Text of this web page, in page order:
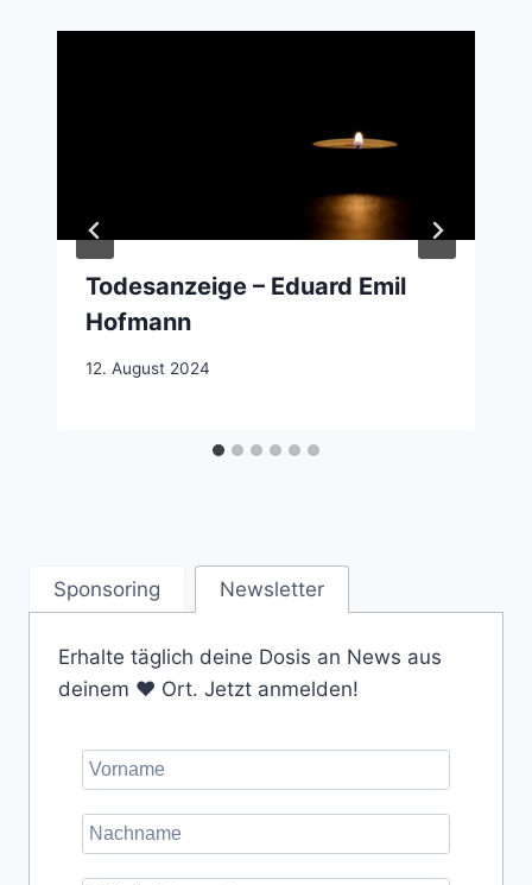
Todesanzeige – Eduard Emil
Hofmann
12. August 2024
Sponsoring Newsletter
Erhalte täglich deine Dosis an News aus
deinem ❤️ Ort. Jetzt anmelden!